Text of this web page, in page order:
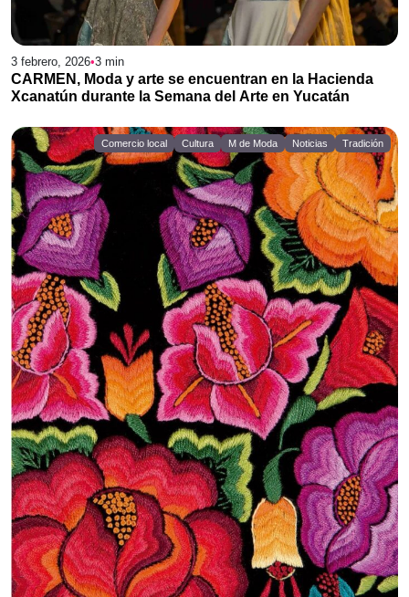
3 febrero, 2026•3 min
CARMEN, Moda y arte se encuentran en la Hacienda
Xcanatún durante la Semana del Arte en Yucatán
Comercio local Cultura M de Moda Noticias Tradición